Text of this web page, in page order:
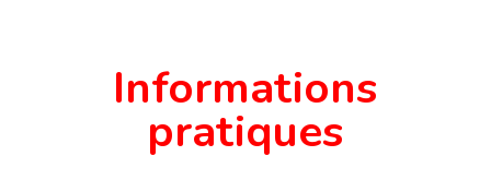
Informations
pratiques